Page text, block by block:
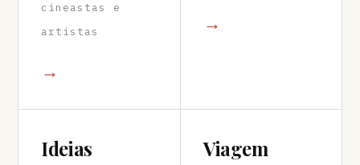
cineastas e
artistas
→
→
Ideias Viagem